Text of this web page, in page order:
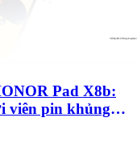
Pad X8b:
viên pin khủng